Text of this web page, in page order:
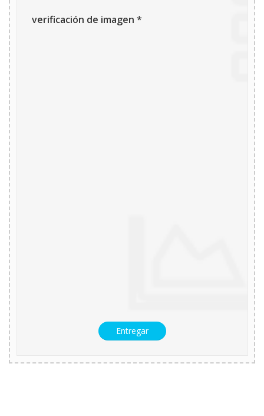
verificación de imagen *
Entregar